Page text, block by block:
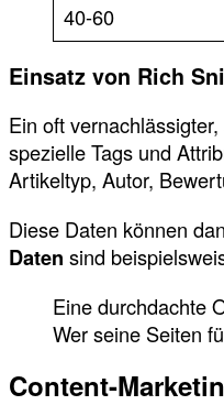
40-60
Einsatz von Rich
Ein oft
spezielle Tags und
Artikeltyp, Autor,
Diese Daten können
Daten sind
Eine durchdachte
Wer seine Seiten
Content-